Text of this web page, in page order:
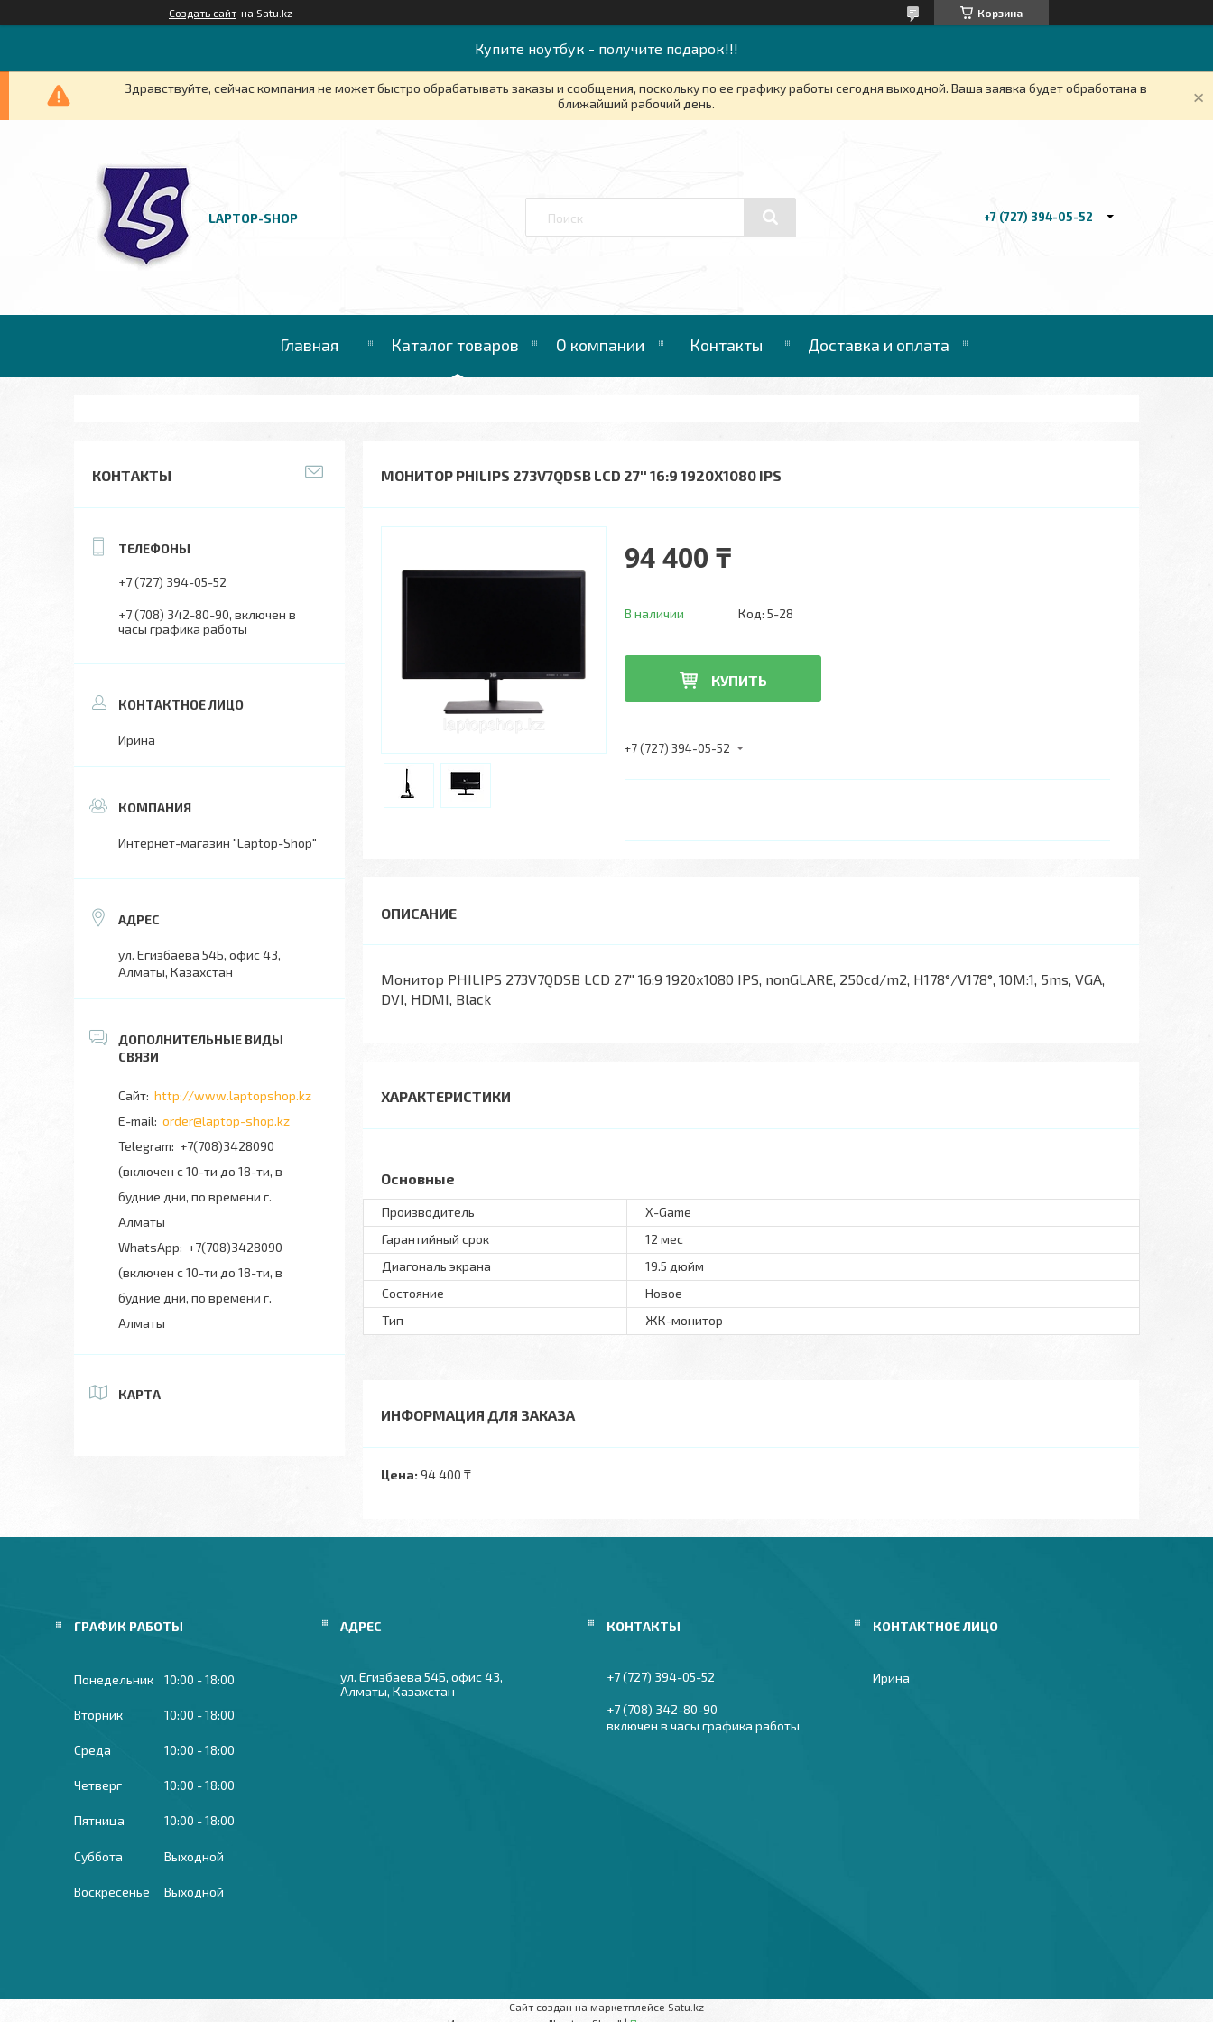
Создать сайт на Satu.kz Корзина
Купите ноутбук - получите подарок!!!
Здравствуйте, сейчас компания не может быстро обрабатывать заказы и сообщения, поскольку по ее графику работы сегодня выходной. Ваша заявка будет обработана в
ближайший рабочий день.
LAPTOP-SHOP +7 (727) 394-05-52
Главная Каталог товаров О компании Контакты Доставка и оплата
МОНИТОР PHILIPS 273V7QDSB LCD 27'' 16:9 1920Х1080 IPS
94 400 ₸
В наличии Код: 5-28
КУПИТЬ
+7 (727) 394-05-52
Монитор PHILIPS 273V7QDSB LCD 27'' 16:9 1920х1080 IPS, nonGLARE, 250cd/m2, H178°/V178°, 10М:1, 5ms, VGA,
DVI, HDMI, Black
ХАРАКТЕРИСТИКИ
Основные
Производитель
X-Game
Гарантийный срок
12 мес
Диагональ экрана
19.5 дюйм
Состояние
Новое
Тип
ЖК-монитор
ИНФОРМАЦИЯ ДЛЯ ЗАКАЗА
Цена: 94 400 ₸
КОНТАКТЫ
+7 (727) 394-05-52
+7 (708) 342-80-90 включен в
часы графика работы
Ирина
Интернет-магазин "Laptop-Shop"
ул. Егизбаева 54Б, офис 43,
Алматы, Казахстан
http://www.laptopshop.kz
order@laptop-shop.kz
+7(708)3428090
(включен с 10-ти до 18-ти, в
будние дни, по времени г.
Алматы
+7(708)3428090
(включен с 10-ти до 18-ти, в
будние дни, по времени г.
Алматы
КАРТА
ГРАФИК РАБОТЫ
Понедельник 10:00 18:00
Вторник 10:00 18:00
Среда 10:00 18:00
Четверг 10:00 18:00
Пятница 10:00 18:00
Суббота Выходной
Воскресенье Выходной
ул. Егизбаева 54Б, офис 43,
Алматы, Казахстан
+7 (727) 394-05-52
+7 (708) 342-80-90
включен в часы графика работы
Ирина
Сайт создан на маркетплейсе Satu.kz